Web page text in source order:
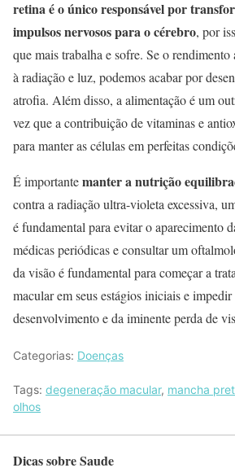
retina é o único responsável por
impulsos nervosos para o cérebro, por
que mais trabalha e sofre. Se o rendimento
à radiação e luz, podemos acabar por
atrofia. Além disso, a alimentação é um
vez que a contribuição de vitaminas e
para manter as células em perfeitas
É importantemanter a nutrição
contra a radiação ultra-violeta excessiva,
é fundamental para evitar o aparecimento
médicas periódicas e consultar um
da visão é fundamental para começar a
macular em seus estágios iniciais e
desenvolvimento e da iminente perda de
Categorias: Doenças
Tags: degeneração macular, mancha
olhos
Dicas sobre Saude